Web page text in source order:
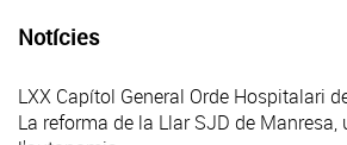
Notícies
LXX Capítol General Orde Hospitalari
La reforma de la Llar SJD de Manresa,